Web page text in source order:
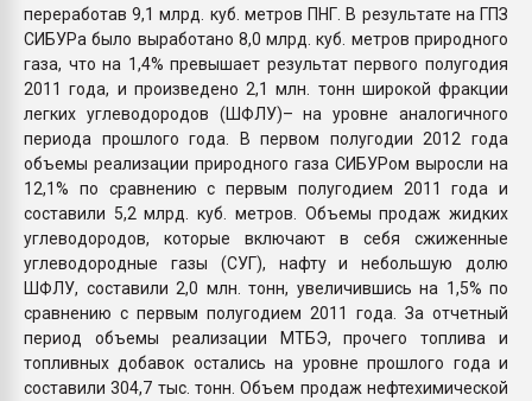
переработав 9,1 млрд. куб. метров ПНГ. В результате на ГПЗ
СИБУРа было выработано 8,0 млрд. куб. метров природного
газа, что на 1,4% превышает результат первого полугодия
2011 года, и произведено 2,1 млн. тонн широкой фракции
легких углеводородов (ШФЛУ)– на уровне аналогичного
периода прошлого года. В первом полугодии 2012 года
объемы реализации природного газа СИБУРом выросли на
12,1% по сравнению с первым полугодием 2011 года и
составили 5,2 млрд. куб. метров. Объемы продаж жидких
углеводородов, которые включают в себя сжиженные
углеводородные газы (СУГ), нафту и небольшую долю
ШФЛУ, составили 2,0 млн. тонн, увеличившись на 1,5% по
сравнению с первым полугодием 2011 года. За отчетный
период объемы реализации МТБЭ, прочего топлива и
топливных добавок остались на уровне прошлого года и
составили 304,7 тыс. тонн. Объем продаж нефтехимической